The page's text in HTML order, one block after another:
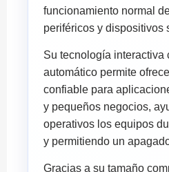
funcionamiento normal
periféricos y dispositivos
Su tecnología interactiva
automático permite
confiable para
y pequeños negocios,
operativos los equipos
y permitiendo un
Gracias a su tamaño